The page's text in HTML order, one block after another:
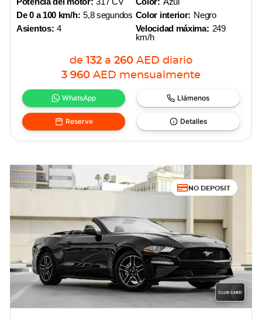
De 0 a 100 km/h: 5,8 segundos
Asientos: 4
Color interior: Negro
Velocidad máxima: 249
km/h
de 132 a 260 AED diario
3 960 AED mensualmente
WhatsApp Llámenos
Reserve Detalles
NO DEPOSIT